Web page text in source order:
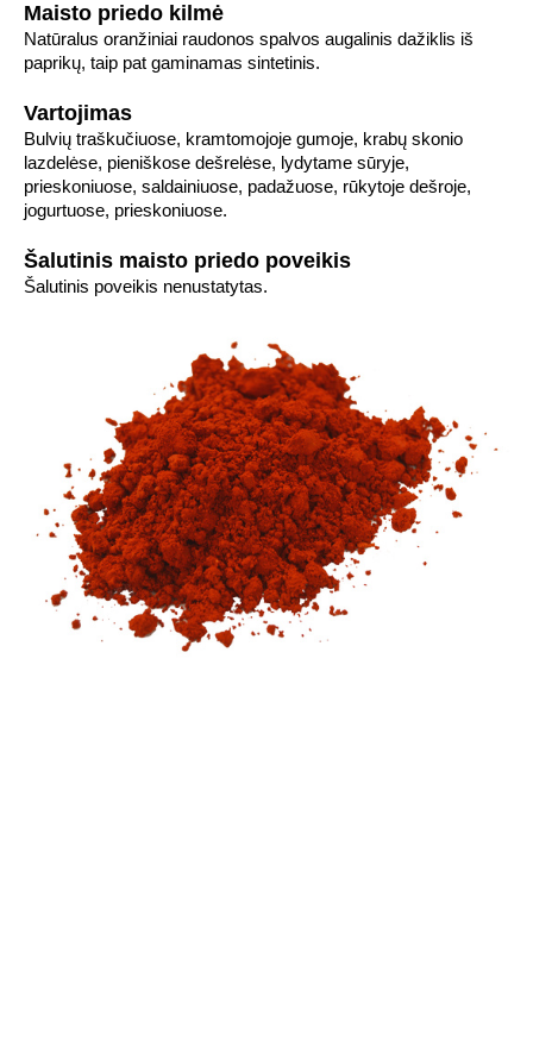
Maisto priedo kilmė
Natūralus oranžiniai raudonos spalvos augalinis dažiklis iš
paprikų, taip pat gaminamas sintetinis.
Vartojimas
Bulvių traškučiuose, kramtomojoje gumoje, krabų skonio
lazdelėse, pieniškose dešrelėse, lydytame sūryje,
prieskoniuose, saldainiuose, padažuose, rūkytoje dešroje,
jogurtuose, prieskoniuose.
Šalutinis maisto priedo poveikis
Šalutinis poveikis nenustatytas.